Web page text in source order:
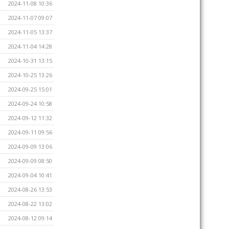
2024-11-08 10:36
2024-11-07 09:07
2024-11-05 13:37
2024-11-04 14:28
2024-10-31 13:15
2024-10-25 13:26
2024-09-25 15:01
2024-09-24 10:58
2024-09-12 11:32
2024-09-11 09:56
2024-09-09 13:06
2024-09-09 08:50
2024-09-04 10:41
2024-08-26 13:53
2024-08-22 13:02
2024-08-12 09:14